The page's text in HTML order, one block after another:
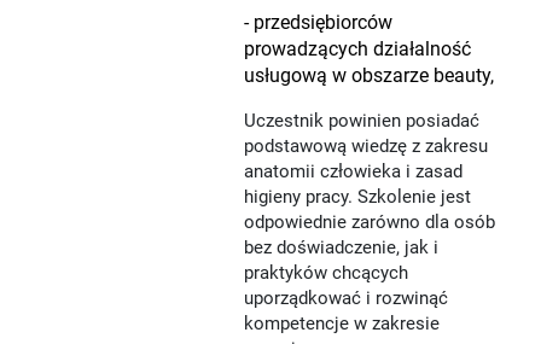
- przedsiębiorców
prowadzących działalność
usługową w obszarze beauty,
Uczestnik powinien posiadać
podstawową wiedzę z zakresu
anatomii człowieka i zasad
higieny pracy. Szkolenie jest
odpowiednie zarówno dla osób
bez doświadczenie, jak i
praktyków chcących
uporządkować i rozwinąć
kompetencje w zakresie